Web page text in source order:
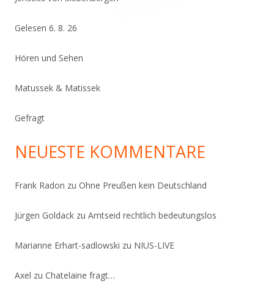
Gelesen 6. 8. 26
Hören und Sehen
Matussek & Matissek
Gefragt
NEUESTE KOMMENTARE
Frank Radon zu Ohne Preußen kein Deutschland
Jürgen Goldack zu Amtseid rechtlich bedeutungslos
Marianne Erhart-sadlowski zu NIUS-LIVE
Axel zu Chatelaine fragt…